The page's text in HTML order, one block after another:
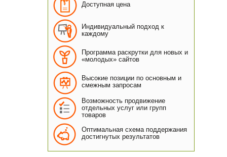
Доступная цена
Индивидуальный подход к
каждому
Программа раскрутки для новых и
«молодых» сайтов
Высокие позиции по основным и
смежным запросам
Возможность продвижение
отдельных услуг или групп
товаров
Оптимальная схема поддержания
достигнутых результатов